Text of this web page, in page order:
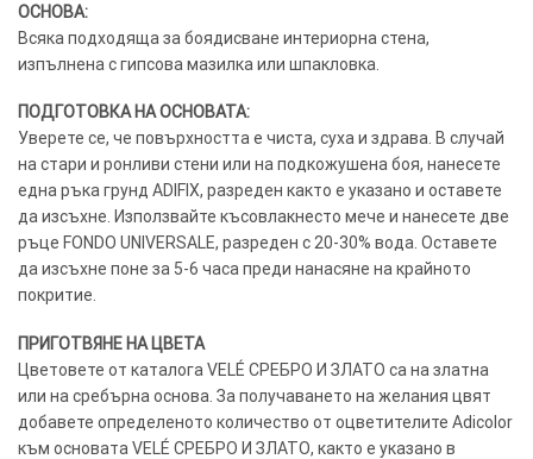
ОСНОВА:
Всяка подходяща за боядисване интериорна стена,
изпълнена с гипсова мазилка или шпакловка.
ПОДГОТОВКА НА ОСНОВАТА:
Уверете се, че повърхността е чиста, суха и здрава. В случай
на стари и ронливи стени или на подкожушена боя, нанесете
една ръка грунд ADIFIX, разреден както е указано и оставете
да изсъхне. Използвайте късовлакнесто мече и нанесете две
ръце FONDO UNIVERSALE, разреден с 20-30% вода. Оставете
да изсъхне поне за 5-6 часа преди нанасяне на крайното
покритие.
ПРИГОТВЯНЕ НА ЦВЕТА
Цветовете от каталога VELÉ СРЕБРО И ЗЛАТО са на златна
или на сребърна основа. За получаването на желания цвят
добавете определеното количество от оцветителите Adicolor
към основата VELÉ СРЕБРО И ЗЛАТО, както е указано в